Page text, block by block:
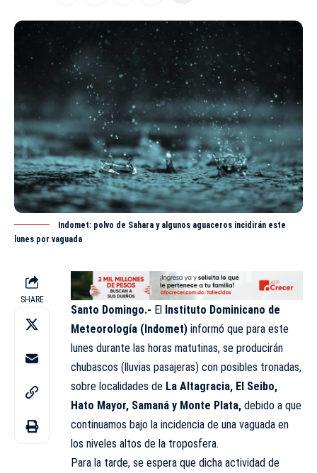
Indomet: polvo de Sahara y algunos aguaceros incidirán este
lunes por vaguada
SHARE
Santo Domingo.- El Instituto Dominicano de
Meteorología (Indomet) informó que para este
lunes durante las horas matutinas, se producirán
chubascos (lluvias pasajeras) con posibles tronadas,
sobre localidades de La Altagracia, El Seibo,
Hato Mayor, Samaná y Monte Plata, debido a que
continuamos bajo la incidencia de una vaguada en
los niveles altos de la troposfera.
Para la tarde, se espera que dicha actividad de